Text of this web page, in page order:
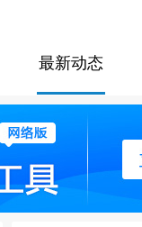
最新动态